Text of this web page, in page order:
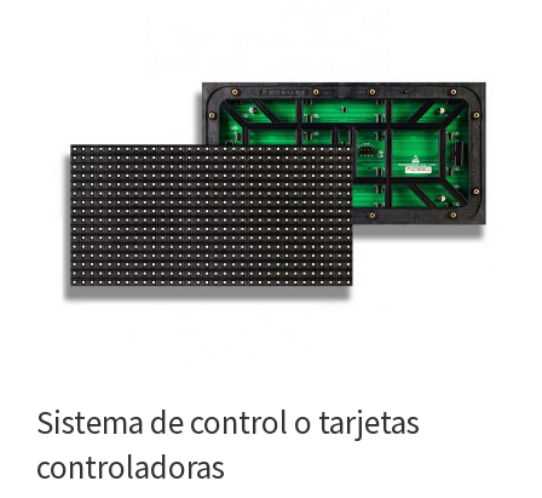
Sistema de control o tarjetas
controladoras